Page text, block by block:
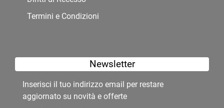
Termini e Condizioni
Newsletter
Inserisci il tuo indirizzo email per restare
aggiornato su novità e offerte